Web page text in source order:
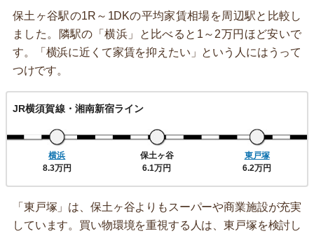
保土ヶ谷駅の1R～1DKの平均家賃相場を周辺駅と比較し
ました。隣駅の「横浜」と比べると1～2万円ほど安いで
す。「横浜に近くて家賃を抑えたい」という人にはうって
つけです。
JR横須賀線・湘南新宿ライン
横浜
8.3万円
保土ヶ谷
6.1万円
東戸塚
6.2万円
「東戸塚」は、保土ヶ谷よりもスーパーや商業施設が充実
しています。買い物環境を重視する人は、東戸塚を検討し